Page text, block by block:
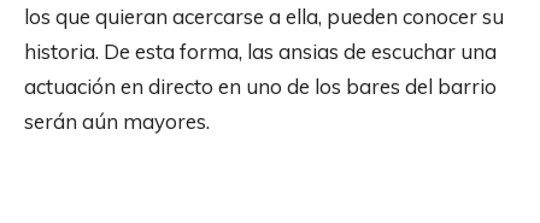
los que quieran acercarse a ella, pueden conocer su
historia. De esta forma, las ansias de escuchar una
actuación en directo en uno de los bares del barrio
serán aún mayores.